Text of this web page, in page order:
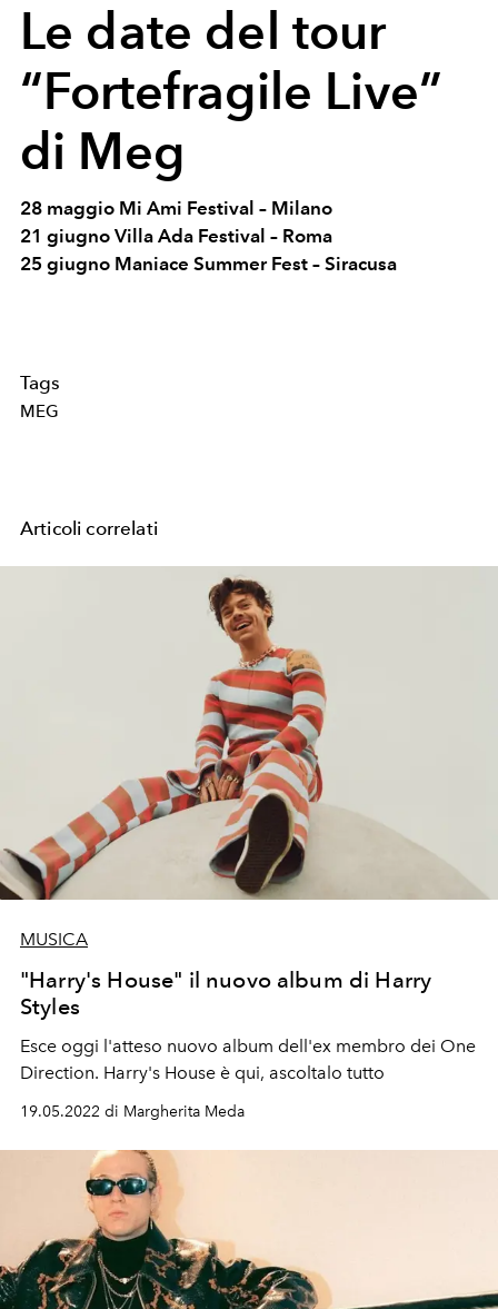
Le date del tour
“Fortefragile Live”
di Meg
28 maggio Mi Ami Festival – Milano
21 giugno Villa Ada Festival – Roma
25 giugno Maniace Summer Fest – Siracusa
Tags
MEG
Articoli correlati
MUSICA
"Harry's House" il nuovo album di Harry
Styles
Esce oggi l'atteso nuovo album dell'ex membro dei One
Direction. Harry's House è qui, ascoltalo tutto
19.05.2022 di Margherita Meda